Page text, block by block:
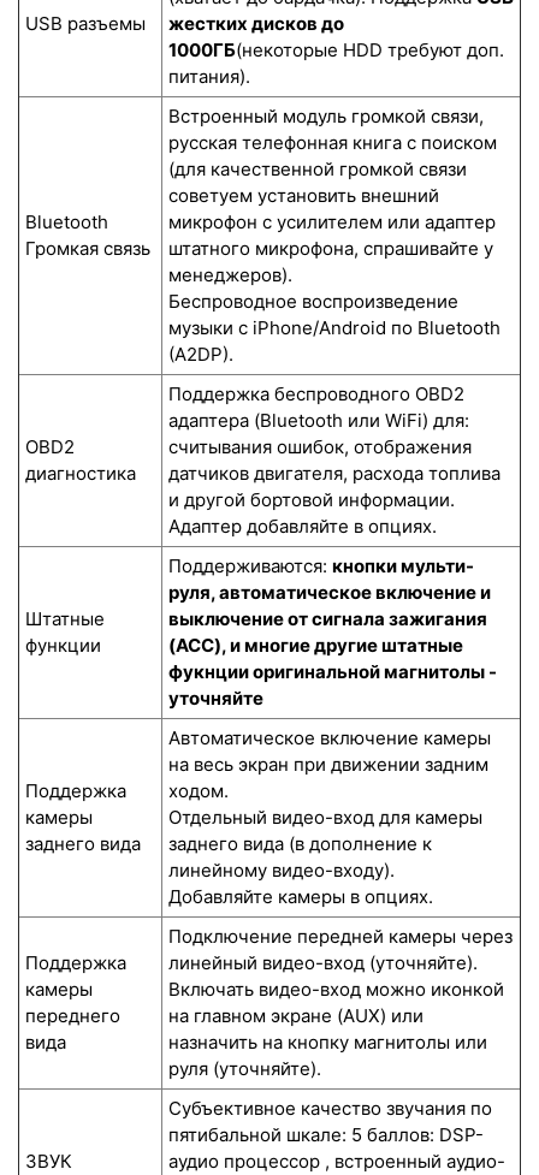
USB разъемы
жестких дисков до
1000ГБ(некоторые HDD требуют доп.
питания).
Bluetooth
Громкая связь
Встроенный модуль громкой связи,
русская телефонная книга с поиском
(для качественной громкой связи
советуем установить внешний
микрофон с усилителем или адаптер
штатного микрофона, спрашивайте у
менеджеров).
Беспроводное воспроизведение
музыки с iPhone/Android по Bluetooth
(A2DP).
OBD2
диагностика
Поддержка беспроводного OBD2
адаптера (Bluetooth или WiFi) для:
считывания ошибок, отображения
датчиков двигателя, расхода топлива
и другой бортовой информации.
Адаптер добавляйте в опциях.
Штатные
функции
Поддерживаются: кнопки мульти-
руля, автоматическое включение и
выключение от сигнала зажигания
(ACC), и многие другие штатные
фукнции оригинальной магнитолы -
уточняйте
Поддержка
камеры
заднего вида
Автоматическое включение камеры
на весь экран при движении задним
ходом.
Отдельный видео-вход для камеры
заднего вида (в дополнение к
линейному видео-входу).
Добавляйте камеры в опциях.
Поддержка
камеры
переднего
вида
Подключение передней камеры через
линейный видео-вход (уточняйте).
Включать видео-вход можно иконкой
на главном экране (AUX) или
назначить на кнопку магнитолы или
руля (уточняйте).
ЗВУК
Субъективное качество звучания по
пятибальной шкале: 5 баллов: DSP-
аудио процессор , встроенный аудио-